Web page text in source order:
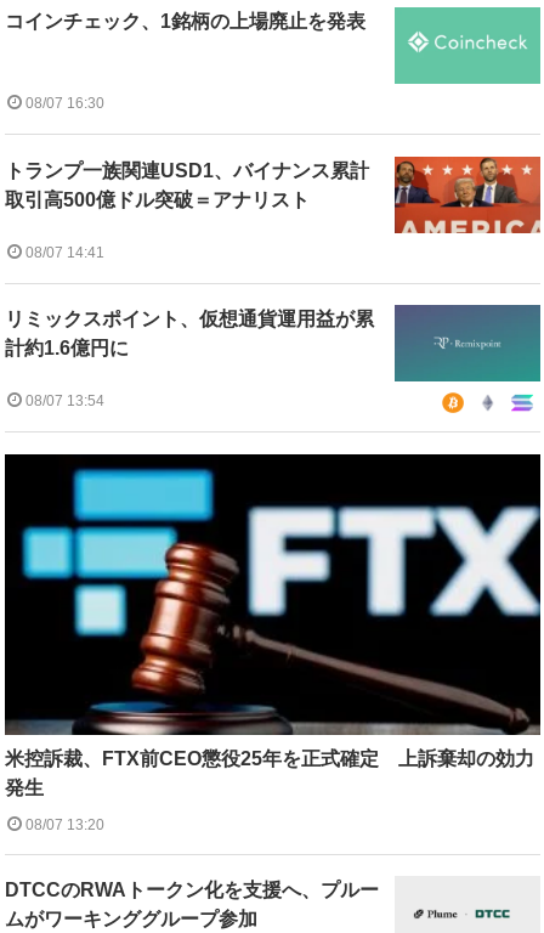
コインチェック、1銘柄の上場廃止を発表
08/07 16:30
トランプ一族関連USD1、バイナンス累計
取引高500億ドル突破＝アナリスト
08/07 14:41
リミックスポイント、仮想通貨運用益が累
計約1.6億円に
08/07 13:54
米控訴裁、FTX前CEO懲役25年を正式確定 上訴棄却の効力
発生
08/07 13:20
DTCCのRWAトークン化を支援へ、プルー
ムがワーキンググループ参加